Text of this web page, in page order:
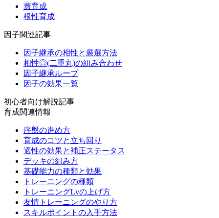
蓋育成
根性育成
因子関連記事
因子継承の相性と厳選方法
相性◎(二重丸)の組み合わせ
因子継承ループ
因子の効果一覧
初心者向け解説記事
育成関連情報
序盤の進め方
育成のコツと立ち回り
適性の効果と補正ステータス
デッキの組み方
基礎能力の種類と効果
トレーニングの種類
トレーニングLvの上げ方
友情トレーニングのやり方
スキルポイントの入手方法